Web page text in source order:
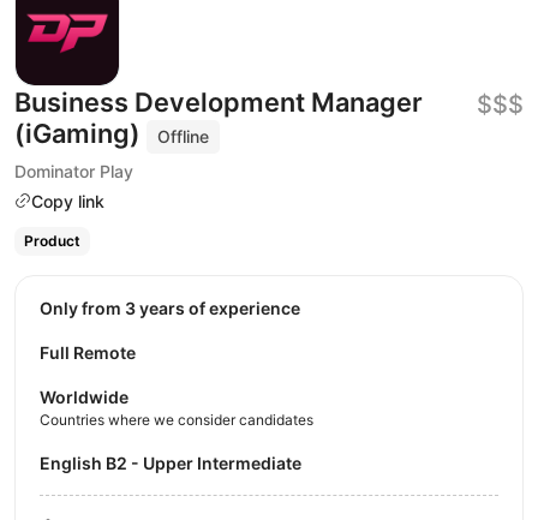
Business Development Manager
(iGaming)
Offline
Dominator Play
Copy link
$$$
Product
Only from 3 years of experience
Full Remote
Worldwide
Countries where we consider candidates
English B2 - Upper Intermediate